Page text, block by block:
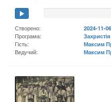
Створено:
2024-11-
Програма:
Захристія
Гість:
Максим
Ведучий:
Максим